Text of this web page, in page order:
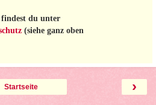
du unter
(siehe ganz oben
›
Startseite